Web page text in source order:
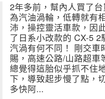
2年多前，幫內人買了
為汽油渦輪，低轉就有
沛，操控靈活車款，因
了日系小改款的 CX-5
汽渦有何不同！ 剛交車
賜，高速公路/山路超車
總覺得這胎似乎抓不住
下，導致起步慢了點，
多快阿...